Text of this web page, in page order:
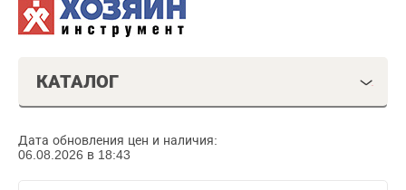
КАТАЛОГ
Дата обновления цен и наличия:
06.08.2026 в 18:43